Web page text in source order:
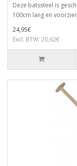
Deze batssteel is
100cm lang en
24,95€
Excl. BTW: 20,62€